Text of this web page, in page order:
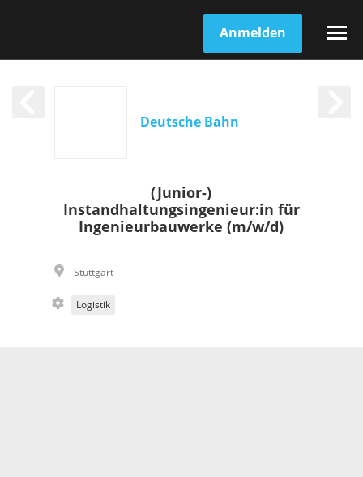
Anmelden
Deutsche Bahn
(Junior-)
Instandhaltungsingenieur:in für
Ingenieurbauwerke (m/w/d)
Stuttgart
Logistik